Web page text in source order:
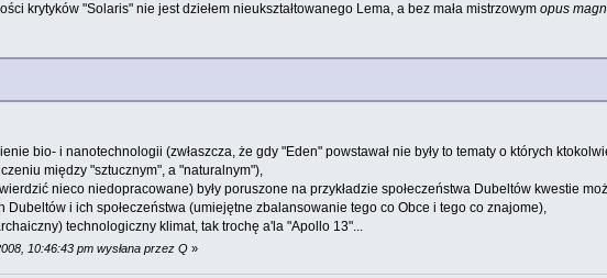
krytyków "Solaris" nie jest dziełem nieukształtowanego Lema, a bez mała mistrzowym opus
bio- i nanotechnologii (zwłaszcza, że gdy "Eden" powstawał nie były to tematy o których
między "sztucznym", a "naturalnym"),
nieco niedopracowane) były poruszone na przykładzie społeczeństwa Dubeltów kwestie
Dubeltów i ich społeczeństwa (umiejętne zbalansowanie tego co Obce i tego co znajome),
technologiczny klimat, tak trochę a'la "Apollo 13"...
10:46:43 pm wysłana przez Q»